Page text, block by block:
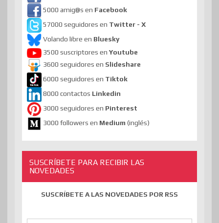
5000 amig@s en Facebook
57000 seguidores en Twitter - X
Volando libre en Bluesky
3500 suscriptores en Youtube
3600 seguidores en Slideshare
6000 seguidores en Tiktok
8000 contactos Linkedin
3000 seguidores en Pinterest
3000 followers en Medium (inglés)
SUSCRÍBETE PARA RECIBIR LAS
NOVEDADES
SUSCRÍBETE A LAS NOVEDADES POR RSS